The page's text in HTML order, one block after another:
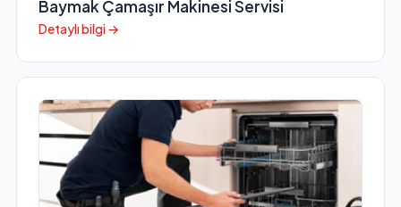
Baymak Çamaşır Makinesi Servisi
Detaylı bilgi →